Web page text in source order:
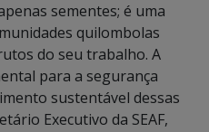
sementes; é uma
quilombolas
do seu trabalho. A
para a segurança
sustentável dessas
Executivo da SEAF,